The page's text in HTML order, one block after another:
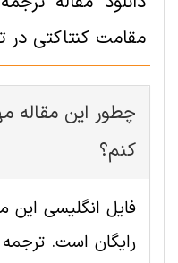
مقامت کنتاکتی در
چطور این مقاله
کنم؟
رایگان است.